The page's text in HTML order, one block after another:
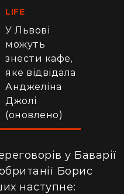
LIFE
У Львові
можуть
знести кафе,
яке відвідала
Анджеліна
Джолі
(оновлено)
у Баварії
Борис
наступне: